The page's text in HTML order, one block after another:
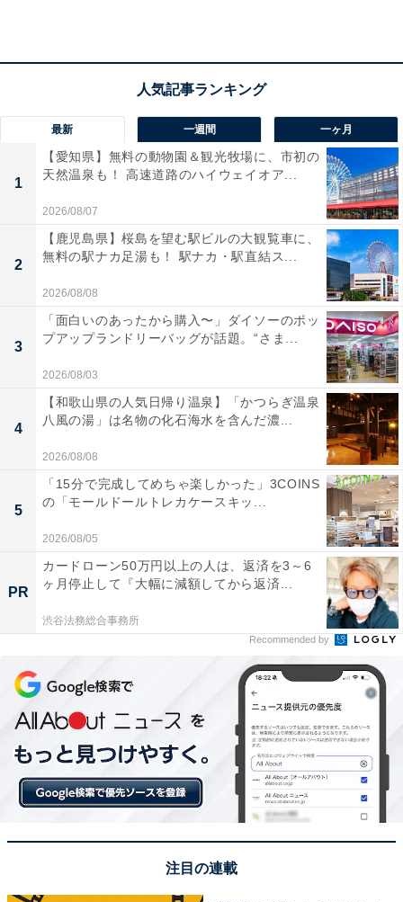
たい人や、予備用のサブ電池を探している人は、購入を
検討してみてもよいかもしれません。
あわせて読みたい
【Amazonお買い得情報】パナソニック「イ
ンパクトドライバー」が特別価格で登場中
【今日チェックしたい】ハイコーキの人気商品5選
ハイコーキ「BSL1240M」
HiKOKI(ハイコーキ) リチウムイオン電池 10.8V
BSL1240M
Amazonで見る
ハイコーキ「BSL1460」
最新 一週間 一ヶ月
1
【愛知県】無料の動物園＆観光牧場に、市初の
天然温泉も！ 高速道路のハイウェイオア...
2026/08/07
2
【鹿児島県】桜島を望む駅ビルの大観覧車に、
無料の駅ナカ足湯も！ 駅ナカ・駅直結ス...
2026/08/08
3
「面白いのあったから購入〜」ダイソーのポッ
プアップランドリーバッグが話題。“さま...
2026/08/03
4
【和歌山県の人気日帰り温泉】「かつらぎ温泉
八風の湯」は名物の化石海水を含んだ濃...
2026/08/08
5
「15分で完成してめちゃ楽しかった」3COINS
の「モールドールトレカケースキッ...
2026/08/05
PR
カードローン50万円以上の人は、返済を3～6
ヶ月停止して『大幅に減額してから返済...
渋谷法務総合事務所
Recommended by
注目の連載